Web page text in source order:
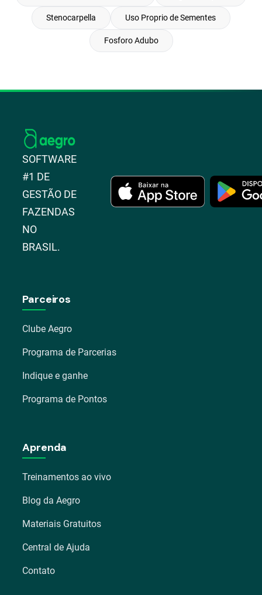
Stenocarpella Uso Proprio de Sementes
Fosforo Adubo
SOFTWARE
#1 DE
GESTÃO DE
FAZENDAS
NO
BRASIL.
Parceiros
Clube Aegro
Programa de Parcerias
Indique e ganhe
Programa de Pontos
Aprenda
Treinamentos ao vivo
Blog da Aegro
Materiais Gratuitos
Central de Ajuda
Contato